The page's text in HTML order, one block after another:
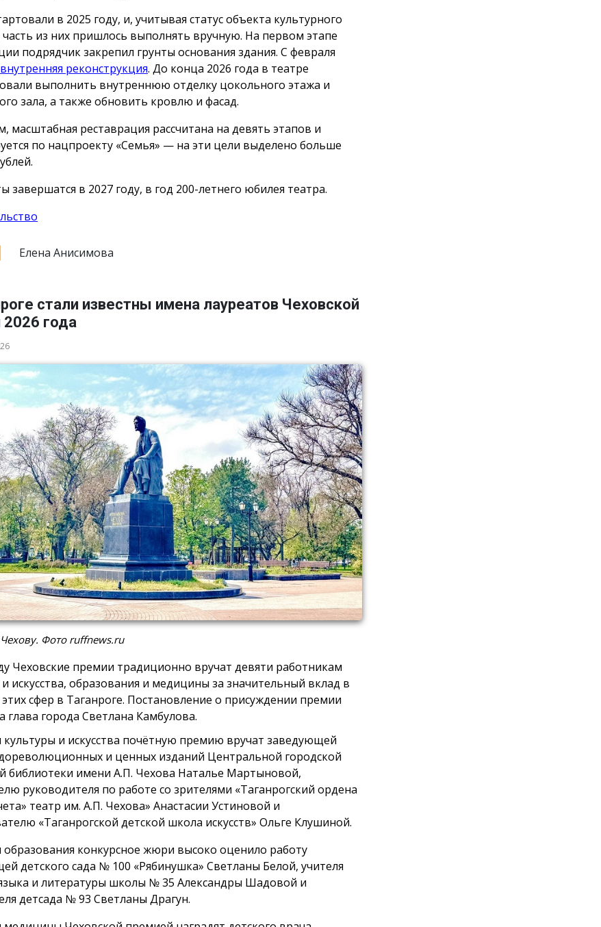
в 2025 году, и, учитывая статус объекта культурного
часть из них пришлось выполнять вручную. На первом этапе
подрядчик закрепил грунты основания здания. С февраля
внутренняя реконструкция. До конца 2026 года в театре
выполнить внутреннюю отделку цокольного этажа и
зала, а также обновить кровлю и фасад.
масштабная реставрация рассчитана на девять этапов и
по нацпроекту «Семья» — на эти цели выделено больше
завершатся в 2027 году, в год 200-летнего юбилея театра.
Елена Анисимова
стали известны имена лауреатов Чеховской
2026 года
Фото ruffnews.ru
Чеховские премии традиционно вручат девяти работникам
искусства, образования и медицины за значительный вклад в
сфер в Таганроге. Постановление о присуждении премии
глава города Светлана Камбулова.
культуры и искусства почётную премию вручат заведующей
и ценных изданий Центральной городской
библиотеки имени А.П. Чехова Наталье Мартыновой,
руководителя по работе со зрителями «Таганрогский ордена
театр им. А.П. Чехова» Анастасии Устиновой и
«Таганрогской детской школа искусств» Ольге Клушиной.
образования конкурсное жюри высоко оценило работу
детского сада № 100 «Рябинушка» Светланы Белой, учителя
языка и литературы школы № 35 Александры Шадовой и
детсада № 93 Светланы Драгун.